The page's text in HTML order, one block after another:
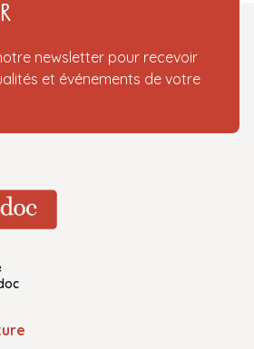
newsletter pour recevoir
et événements de votre